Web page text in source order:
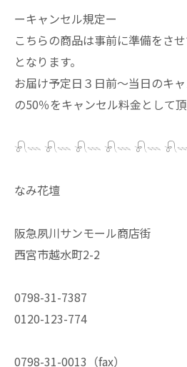
ーキャンセル規定ー
こちらの商品は事前に準備をさ
となります。
お届け予定日３日前〜当日のキ
の50％をキャンセル料金として頂
𓍯𓇠 𓍯𓇠 𓍯𓇠 𓍯𓇠 𓍯𓇠
なみ花壇
阪急夙川サンモール商店街
西宮市越水町2-2
0798-31-7387
0120-123-774
0798-31-0013（fax）